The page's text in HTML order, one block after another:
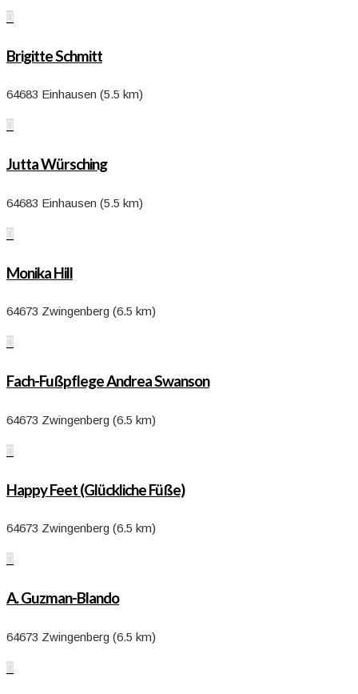

Brigitte Schmitt
64683 Einhausen (5.5 km)

Jutta Würsching
64683 Einhausen (5.5 km)

Monika Hill
64673 Zwingenberg (6.5 km)

Fach-Fußpflege Andrea Swanson
64673 Zwingenberg (6.5 km)

Happy Feet (Glückliche Füße)
64673 Zwingenberg (6.5 km)

A. Guzman-Blando
64673 Zwingenberg (6.5 km)
